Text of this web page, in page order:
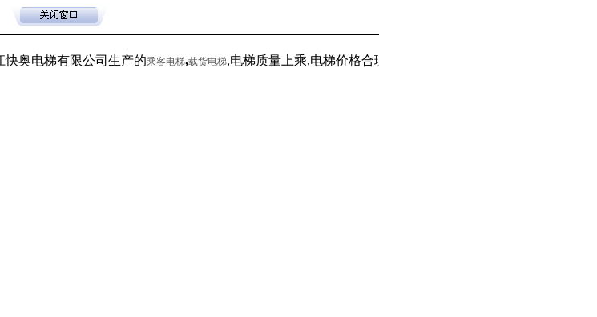
奥电梯有限公司生产的乘客电梯,载货电梯,电梯质量上乘,电梯价格合理颇受客户青睐,专业从事